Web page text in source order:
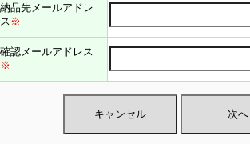
納品先メールアドレ
ス ※
確認メールアドレス
※